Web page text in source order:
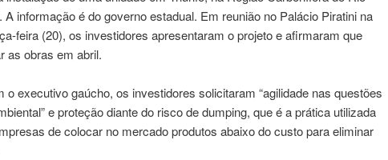
A informação é do governo estadual. Em reunião no Palácio Piratini na
feira (20), os investidores apresentaram o projeto e afirmaram que
as obras em abril.
o executivo gaúcho, os investidores solicitaram “agilidade nas questões
e proteção diante do risco de dumping, que é a prática utilizada
de colocar no mercado produtos abaixo do custo para eliminar